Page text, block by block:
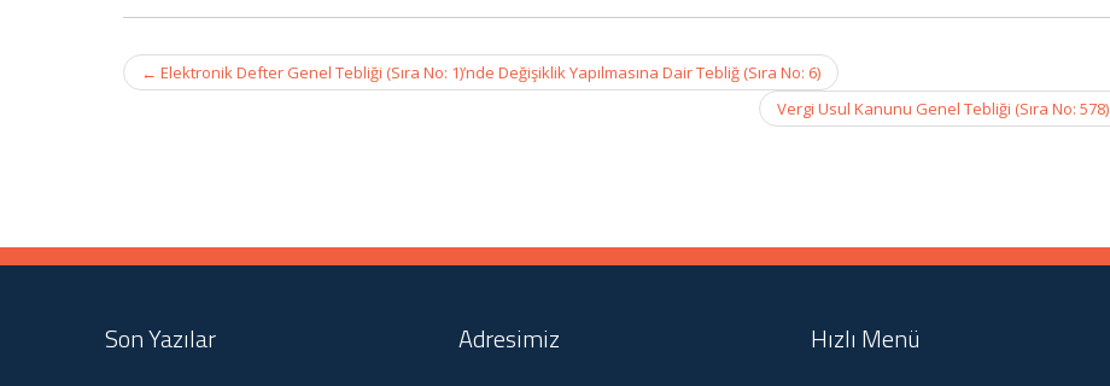
Post
navigation
← Elektronik Defter Genel Tebliği (Sıra No: 1)’nde Değişiklik Yapılmasına Dair Tebliğ (Sıra No: 6)
Vergi Usul Kanunu Genel Tebliği (Sıra No: 578)
Son Yazılar Adresimiz Hızlı Menü